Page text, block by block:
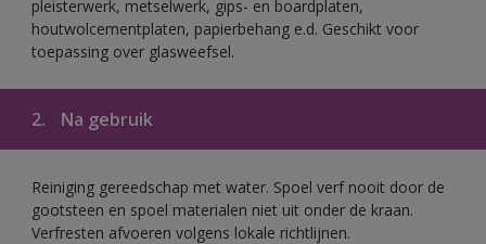
pleisterwerk, metselwerk, gips- en boardplaten,
houtwolcementplaten, papierbehang e.d. Geschikt voor
toepassing over glasweefsel.
2. Na gebruik
Reiniging gereedschap met water. Spoel verf nooit door de
gootsteen en spoel materialen niet uit onder de kraan.
Verfresten afvoeren volgens lokale richtlijnen.